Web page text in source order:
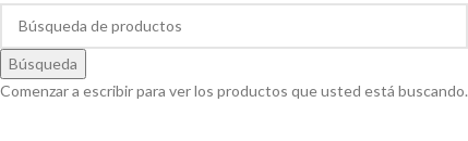
Búsqueda
Comenzar a escribir para ver los productos que usted está buscando.